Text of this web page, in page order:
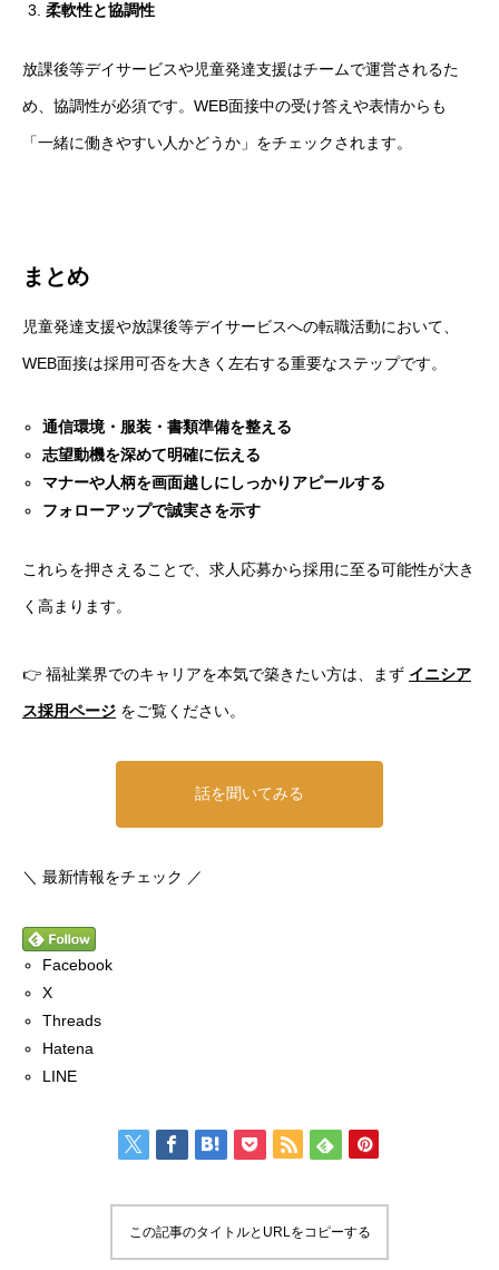
柔軟性と協調性
放課後等デイサービスや児童発達支援はチームで運営されるた
め、協調性が必須です。WEB面接中の受け答えや表情からも
「一緒に働きやすい人かどうか」をチェックされます。
まとめ
児童発達支援や放課後等デイサービスへの転職活動において、
WEB面接は採用可否を大きく左右する重要なステップです。
通信環境・服装・書類準備を整える
志望動機を深めて明確に伝える
マナーや人柄を画面越しにしっかりアピールする
フォローアップで誠実さを示す
これらを押さえることで、求人応募から採用に至る可能性が大き
く高まります。
👉 福祉業界でのキャリアを本気で築きたい方は、まず イニシア
ス採用ページ をご覧ください。
話を聞いてみる
＼ 最新情報をチェック ／
Facebook
X
Threads
Hatena
LINE
この記事のタイトルとURLをコピーする